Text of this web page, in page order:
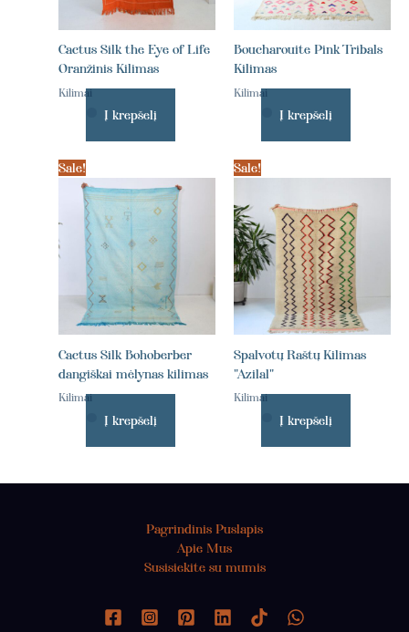
Cactus Silk the Eye of Life
Oranžinis Kilimas
Kilimai
Į krepšelį
Boucharouite Pink Tribals
Kilimas
Kilimai
Į krepšelį
Sale!
Cactus Silk Bohoberber
dangiškai mėlynas kilimas
Kilimai
Į krepšelį
Sale!
Spalvotų Raštų Kilimas
"Azilal"
Kilimai
Į krepšelį
Pagrindinis Puslapis
Apie Mus
Susisiekite su mumis